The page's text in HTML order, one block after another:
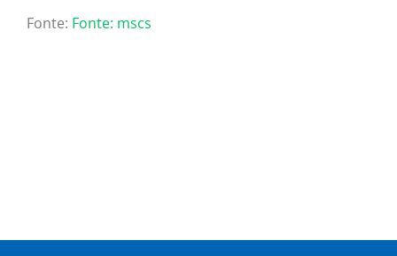
Fonte: Fonte: mscs